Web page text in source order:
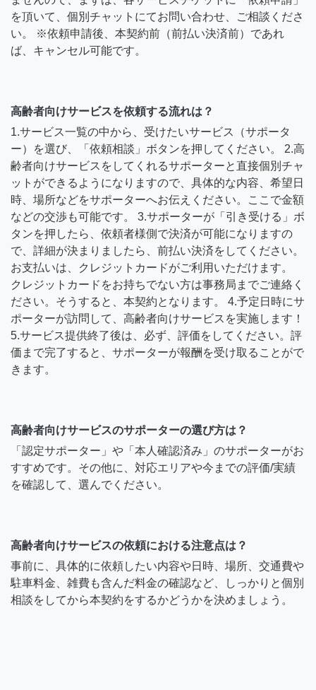
を頂いて、個別チャットにてお問い合わせ、ご相談くださ
い。 ※依頼申請後、本契約前（前払い決済前）であれ
ば、キャンセル可能です。
高齢者向けサービスを依頼する流れは？
1.サービス一覧の中から、受けたいサービス（サポータ
ー）を選び、「依頼相談」ボタンを押してください。 2.高
齢者向けサービスをしてくれるサポーターと直接個別チャ
ットができるようになりますので、具体的な内容、希望日
時、場所などをサポーターへお伝えください。ここで金額
などの交渉も可能です。 3.サポーターが「引き受ける」ボ
タンを押したら、依頼者様側で決済が可能になりますの
で、詳細が決まりましたら、前払い決済をしてください。
お支払いは、クレジットカードがご利用いただけます。
クレジットカードをお持ちでない方は事務局までご連絡く
ださい。そうすると、本契約となります。 4.予定日時にサ
ポーターが訪問して、高齢者向けサービスを実施します！
5.サービス提供終了後は、必ず、評価をしてください。評
価まで完了すると、サポーターが報酬を受け取ることがで
きます。
高齢者向けサービスのサポーターの選び方は？
「認定サポーター」や「本人確認済み」のサポーターがお
すすめです。その他に、対応エリアや今までの評価/実績
を確認して、選んでください。
高齢者向けサービスの依頼における注意点は？
事前に、具体的に依頼したい内容や日時、場所、交通費や
駐車料金、雑費も含んだ料金の確認など、しっかりと個別
相談をしてから本契約をするかどうかを決めましょう。